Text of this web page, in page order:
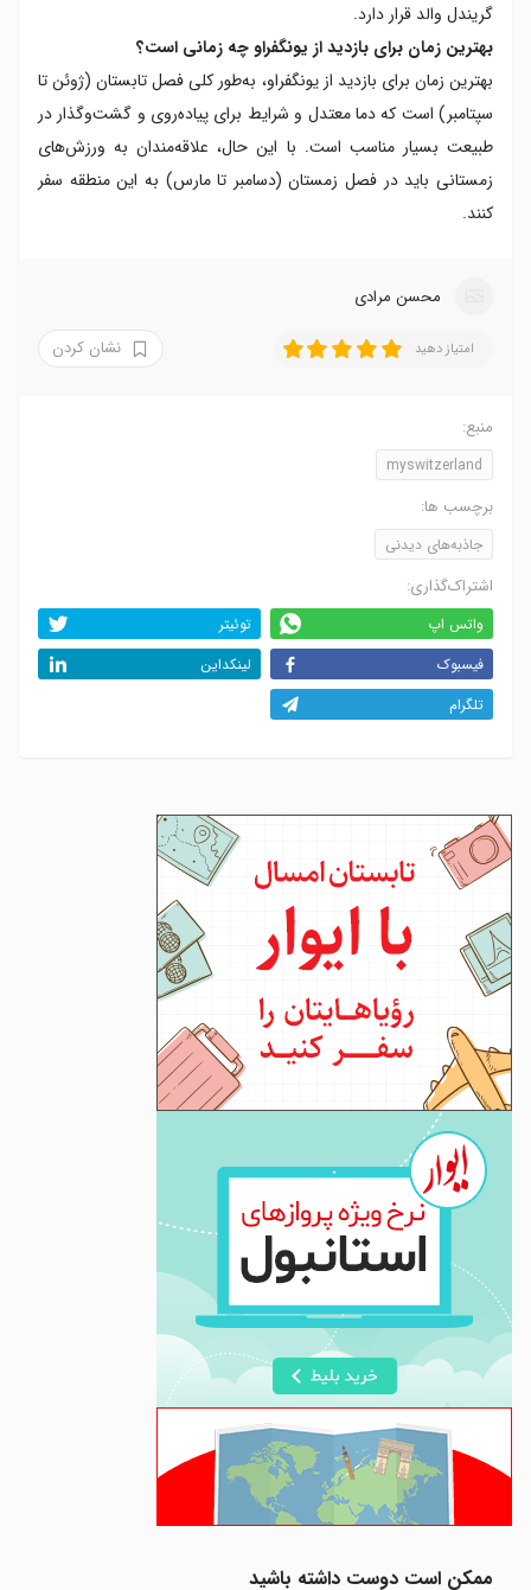
گریندل والد قرار دارد.
بهترین زمان برای بازدید از یونگفراو چه زمانی است؟
بهترین زمان برای بازدید از یونگفراو، به‌طور کلی فصل تابستان (ژوئن تا
سپتامبر) است که دما معتدل و شرایط برای پیاده‌روی و گشت‌وگذار در
طبیعت بسیار مناسب است. با این حال، علاقه‌مندان به ورزش‌های
زمستانی باید در فصل زمستان (دسامبر تا مارس) به این منطقه سفر
کنند.
محسن مرادی
امتیاز دهید نشان کردن
منبع:
myswitzerland
برچسب ها:
جاذبه‌های دیدنی
اشتراک‌گذاری:
واتس اپ
توئیتر
فیسبوک
لینکداین
تلگرام
ممکن است دوست داشته باشید